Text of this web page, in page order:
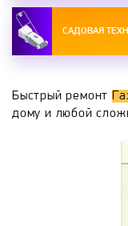
САДОВАЯ
Быстрый ремонт
дому и любой